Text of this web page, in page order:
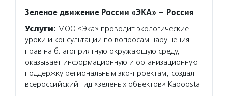
Зеленое движение России «ЭКА» – Россия
Услуги: МОО «Эка» проводит экологические
уроки и консультации по вопросам нарушения
прав на благоприятную окружающую среду,
оказывает информационную и организационную
поддержку региональным эко-проектам, создал
всероссийский гид «зеленых объектов» Kapoosta.